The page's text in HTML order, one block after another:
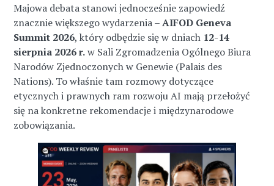
Majowa debata stanowi jednocześnie zapowiedź
znacznie większego wydarzenia –AIFOD Geneva
Summit 2026, który odbędzie się w dniach 12-14
sierpnia 2026 r.w Sali Zgromadzenia Ogólnego Biura
Narodów Zjednoczonych w Genewie (Palais des
Nations). To właśnie tam rozmowy dotyczące
etycznych i prawnych ram rozwoju AI mają przełożyć
się na konkretne rekomendacje i międzynarodowe
zobowiązania.